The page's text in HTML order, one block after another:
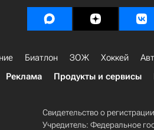
Биатлон ЗОЖ Хоккей
Реклама Продукты и сервисы
Свидетельство о
Учредитель: Федеральное